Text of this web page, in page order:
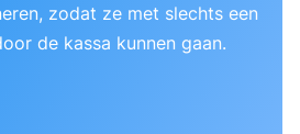
zodat ze met slechts een
de kassa kunnen gaan.